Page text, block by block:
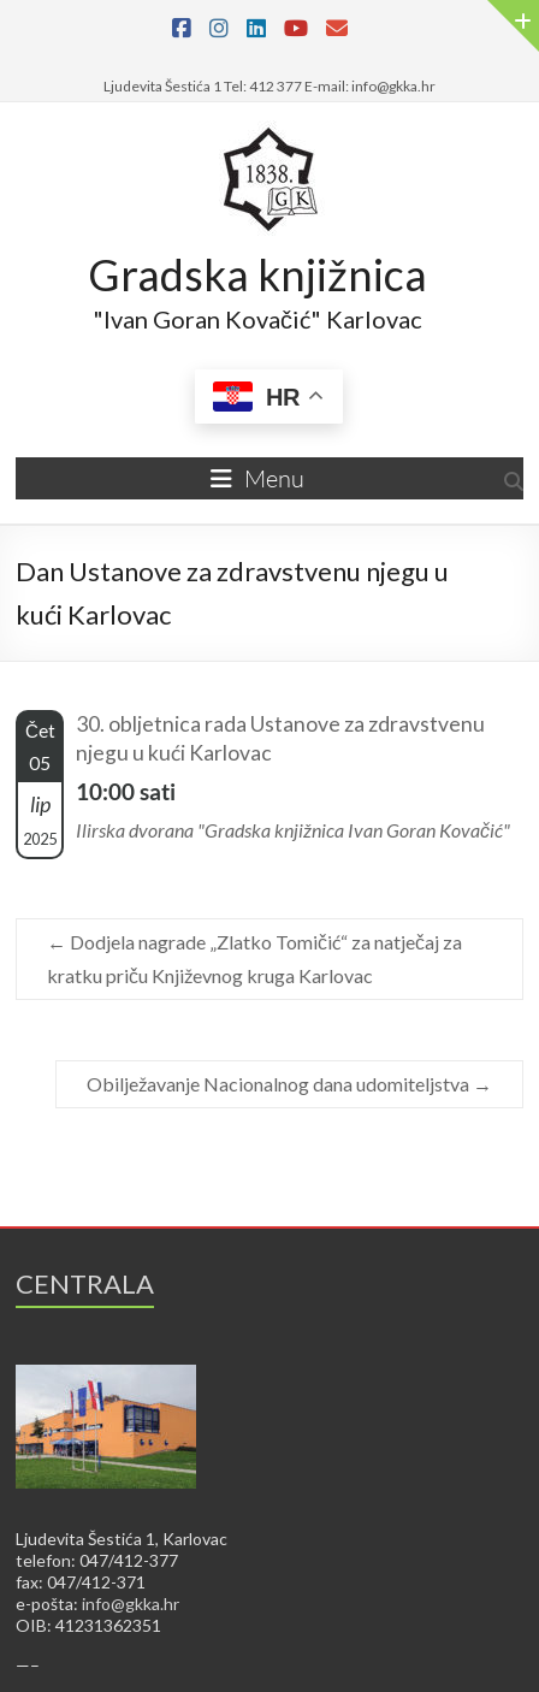
Ljudevita Šestića 1 Tel: 412 377 E-mail: info@gkka.hr
Gradska knjižnica
"Ivan Goran Kovačić" Karlovac
HR
Menu
Dan Ustanove za zdravstvenu njegu u
kući Karlovac
Čet
05
lip
2025
30. obljetnica rada Ustanove za zdravstvenu
njegu u kući Karlovac
10:00 sati
Ilirska dvorana "Gradska knjižnica Ivan Goran Kovačić"
← Dodjela nagrade „Zlatko Tomičić“ za natječaj za
kratku priču Književnog kruga Karlovac
Obilježavanje Nacionalnog dana udomiteljstva →
CENTRALA
Ljudevita Šestića 1, Karlovac
telefon: 047/412-377
fax: 047/412-371
e-pošta:info@gkka.hr
OIB: 41231362351
—–